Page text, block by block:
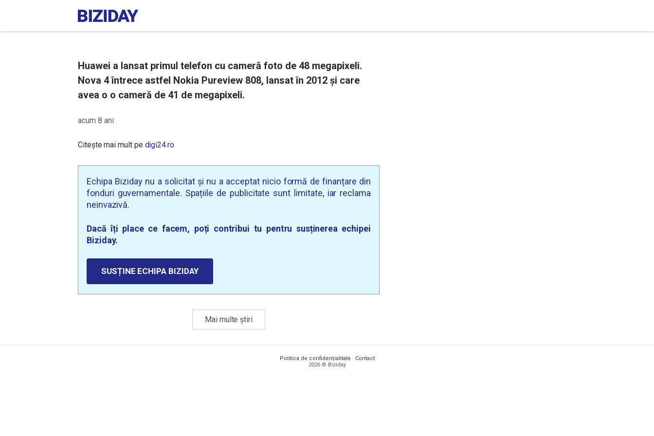
Huawei a lansat primul telefon cu cameră foto de 48 megapixeli.
Nova 4 întrece astfel Nokia Pureview 808, lansat în 2012 și care
avea o o cameră de 41 de megapixeli.
acum 8 ani
Citește mai mult pe digi24.ro
Echipa Biziday nu a solicitat și nu a acceptat nicio formă de finanțare din
fonduri guvernamentale. Spațiile de publicitate sunt limitate, iar reclama
neinvazivă.
Dacă îți place ce facem, poți contribui tu pentru susținerea echipei
Biziday.
SUSȚINE ECHIPA BIZIDAY
Mai multe știri
Politica de confidențialitate · Contact
2026 © Biziday